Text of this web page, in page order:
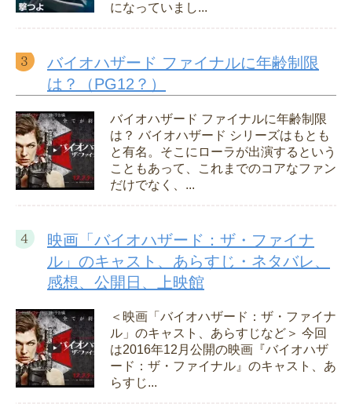
になっていまし...
バイオハザード ファイナルに年齢制限
は？（PG12？）
バイオハザード ファイナルに年齢制限
は？ バイオハザード シリーズはもとも
と有名。そこにローラが出演するという
こともあって、これまでのコアなファン
だけでなく、...
映画「バイオハザード：ザ・ファイナ
ル」のキャスト、あらすじ・ネタバレ、
感想、公開日、上映館
＜映画「バイオハザード：ザ・ファイナ
ル」のキャスト、あらすじなど＞ 今回
は2016年12月公開の映画『バイオハザ
ード：ザ・ファイナル』のキャスト、あ
らすじ...